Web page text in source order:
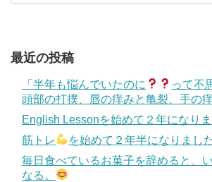
最近の投稿
「半年も悩んでいたのに
って不
頭部の打撲、唇の痒みと亀裂、手の
English Lessonを始めて２年になりま
筋トレ
を始めて２年半になりました
毎日食べているお菓子を辞めると、
なる。